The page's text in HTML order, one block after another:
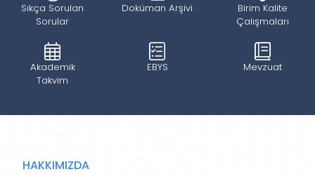
Sıkça Sorulan
Sorular
Doküman Arşivi
Birim Kalite
Çalışmaları
Akademik
Takvim
EBYS Mevzuat
HAKKIMIZDA